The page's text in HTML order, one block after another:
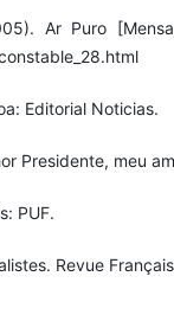
Ar Puro
Editorial Noticias.
Presidente, meu
PUF.
Revue